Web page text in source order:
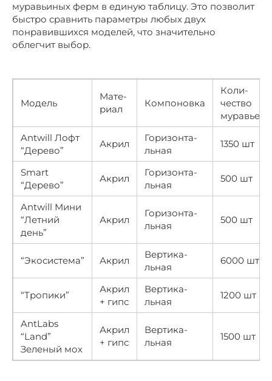
муравьиных ферм в единую таблицу. Это позволит
быстро сравнить параметры любых двух
понравившихся моделей, что значительно
облегчит выбор.
Модель
Мате-
риал
Компоновка
Коли-
чество
муравьев
Antwill Лофт
“Дерево”
Акрил
Горизонта-
льная
1350 шт
Smart
“Дерево”
Акрил
Горизонта-
льная
500 шт
Antwill Мини
“Летний
день”
Акрил
Горизонта-
льная
500 шт
“Экосистема” Акрил
Вертика-
льная
6000 шт
“Тропики”
Акрил
+ гипс
Вертика-
льная
1200 шт
AntLabs
“Land”
Зеленый мох
Акрил
+ гипс
Вертика-
льная
1500 шт